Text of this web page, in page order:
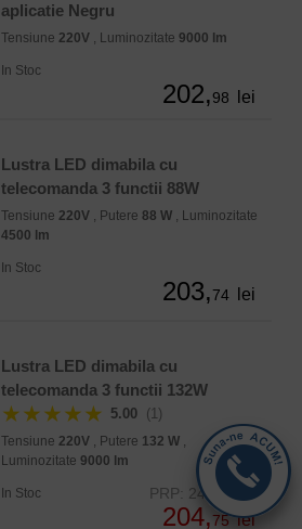
aplicatie Negru
Tensiune 220V , Luminozitate 9000 lm
In Stoc
202,98 lei
Lustra LED dimabila cu
telecomanda 3 functii 88W
Tensiune 220V , Putere 88 W , Luminozitate
4500 lm
In Stoc
203,74 lei
Lustra LED dimabila cu
telecomanda 3 functii 132W
★★★★★ 5.00 (1)
Tensiune 220V , Putere 132 W ,
Luminozitate 9000 lm
In Stoc PRP: 248,75 lei
204,75 lei